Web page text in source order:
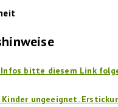
bitte diesem Link
ungeeignet.